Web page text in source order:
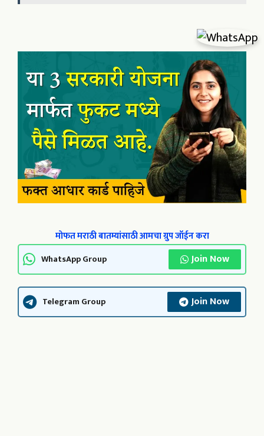
मोफत मराठी बातम्यांसाठी आमचा ग्रुप जॉईन करा
WhatsApp Group Join Now
Telegram Group Join Now